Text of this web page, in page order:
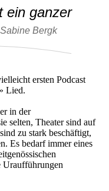
ein ganzer
Sabine Bergk
ersten Podcast
Lied.
in der
selten, Theater sind auf
zu stark beschäftigt,
Es bedarf immer eines
Uraufführungen